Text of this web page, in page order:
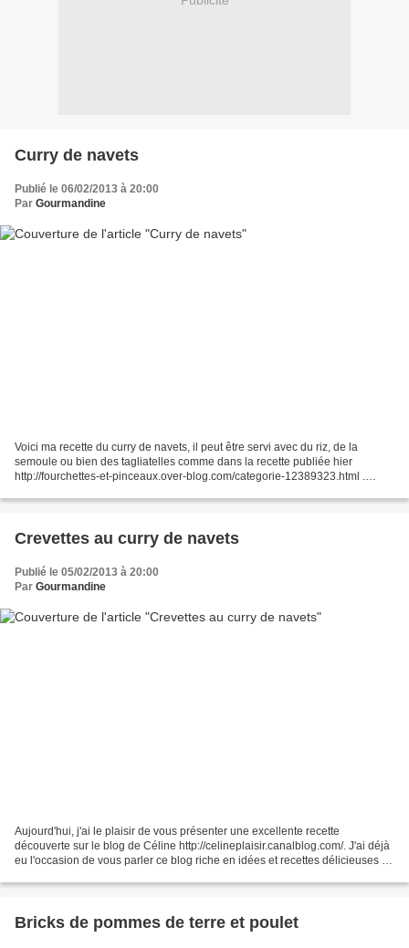
Curry de navets
Publié le 06/02/2013 à 20:00
Par Gourmandine
Voici ma recette du curry de navets, il peut être servi avec du riz, de la
semoule ou bien des tagliatelles comme dans la recette publiée hier
http://fourchettes-et-pinceaux.over-blog.com/categorie-12389323.html .
Crevettes au curry de navets
Publié le 05/02/2013 à 20:00
Par Gourmandine
Aujourd'hui, j'ai le plaisir de vous présenter une excellente recette
découverte sur le blog de Céline http://celineplaisir.canalblog.com/. J'ai déjà
eu l'occasion de vous parler ce blog riche en idées et recettes délicieuses :-)
Bricks de pommes de terre et poulet